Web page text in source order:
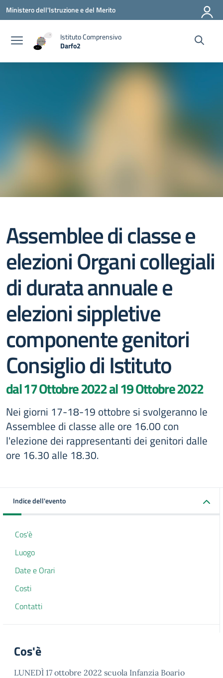
Vai ai contenuti
Vai al menu di navigazione
Vai al footer
Ministero dell'Istruzione e del Merito
Istituto Comprensivo
Darfo2
Assemblee di classe e
elezioni Organi collegiali
di durata annuale e
elezioni sippletive
componente genitori
Consiglio di Istituto
dal 17 Ottobre 2022 al 19 Ottobre 2022
Nei giorni 17-18-19 ottobre si svolgeranno le
Assemblee di classe alle ore 16.00 con
l'elezione dei rappresentanti dei genitori dalle
ore 16.30 alle 18.30.
Indice dell'evento
Cos'è
Luogo
Date e Orari
Costi
Contatti
Cos'è
LUNEDÌ 17 ottobre 2022 scuola Infanzia Boario